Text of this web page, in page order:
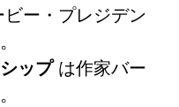
ビー・プレジデン
ップは作家バー